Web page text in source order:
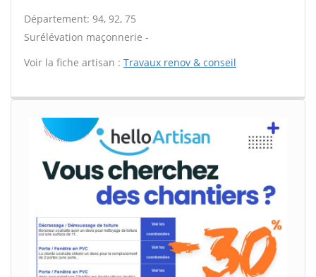
Département: 94, 92, 75
Surélévation maçonnerie -
Voir la fiche artisan : Travaux renov & conseil